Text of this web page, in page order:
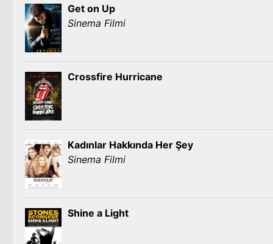
Get on Up
Sinema Filmi
Crossfire Hurricane
Kadınlar Hakkında Her Şey
Sinema Filmi
Shine a Light